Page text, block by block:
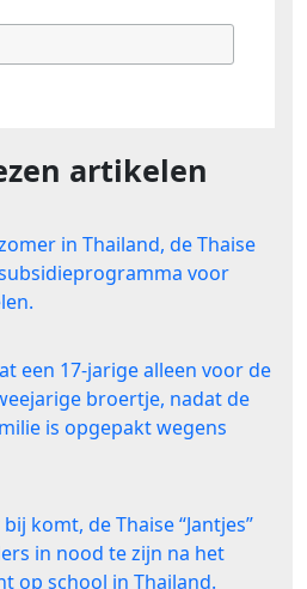
artikelen
in Thailand, de Thaise
voor
een 17‑jarige alleen voor de
broertje, nadat de
is opgepakt wegens
komt, de Thaise “Jantjes”
in nood te zijn na het
op school in Thailand.